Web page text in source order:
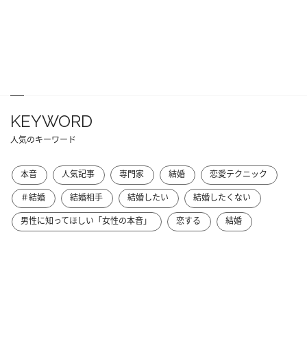
KEYWORD
人気のキーワード
本音 人気記事 専門家 結婚
恋愛テクニック
＃結婚
結婚相手 結婚したい
結婚したくない
男性に知ってほしい「女性の本音」
恋する 結婚